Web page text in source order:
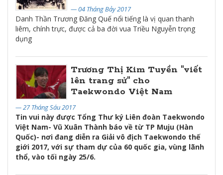
— 04 Tháng Bảy 2017
Danh Thần Trương Đăng Quế nổi tiếng là vị quan thanh
liêm, chính trực, được cả ba đời vua Triều Nguyễn trọng
dụng
Trương Thị Kim Tuyền "viết
lên trang sử" cho
Taekwondo Việt Nam
— 27 Tháng Sáu 2017
Tin vui này được Tổng Thư ký Liên đoàn Taekwondo
Việt Nam- Vũ Xuân Thành báo về từ TP Muju (Hàn
Quốc)- nơi đang diễn ra Giải vô địch Taekwondo thế
giới 2017, với sự tham dự của 60 quốc gia, vùng lãnh
thổ, vào tối ngày 25/6.